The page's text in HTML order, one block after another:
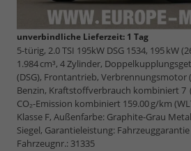
unverbindliche Lieferzeit: 1 Tag
5-türig, 2.0 TSI 195kW DSG 1534, 195 kW
1.984 cm³, 4 Zylinder,
(DSG), Frontantrieb, Verbrennungsmotor
Benzin, Kraftstoffverbrauch kombiniert 7
CO₂-Emission kombiniert 159.00 g/km
Klasse F, Außenfarbe: Graphite-Grau
Siegel, Garantieleistung:
Fahrzeugnr.: 31335